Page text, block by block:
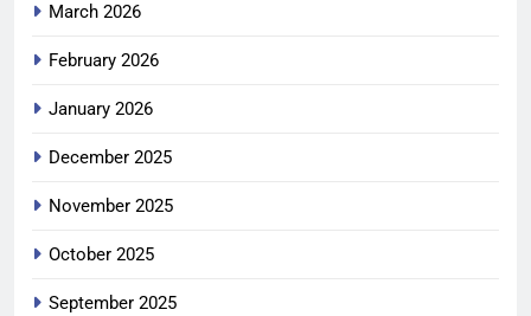
March 2026
February 2026
January 2026
December 2025
November 2025
October 2025
September 2025